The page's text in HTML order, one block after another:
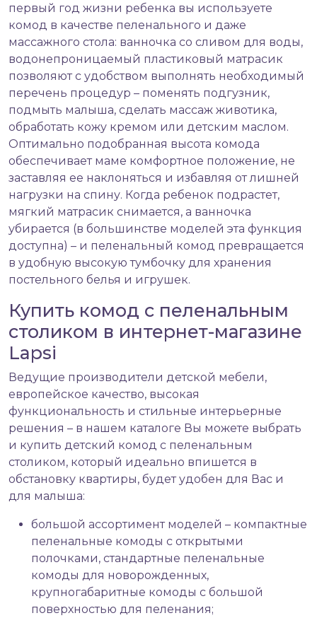
первый год жизни ребенка вы используете
комод в качестве пеленального и даже
массажного стола: ванночка со сливом для воды,
водонепроницаемый пластиковый матрасик
позволяют с удобством выполнять необходимый
перечень процедур – поменять подгузник,
подмыть малыша, сделать массаж животика,
обработать кожу кремом или детским маслом.
Оптимально подобранная высота комода
обеспечивает маме комфортное положение, не
заставляя ее наклоняться и избавляя от лишней
нагрузки на спину. Когда ребенок подрастет,
мягкий матрасик снимается, а ванночка
убирается (в большинстве моделей эта функция
доступна) – и пеленальный комод превращается
в удобную высокую тумбочку для хранения
постельного белья и игрушек.
Купить комод с пеленальным
столиком в интернет-магазине
Lapsi
Ведущие производители детской мебели,
европейское качество, высокая
функциональность и стильные интерьерные
решения – в нашем каталоге Вы можете выбрать
и купить детский комод с пеленальным
столиком, который идеально впишется в
обстановку квартиры, будет удобен для Вас и
для малыша:
большой ассортимент моделей – компактные
пеленальные комоды с открытыми
полочками, стандартные пеленальные
комоды для новорожденных,
крупногабаритные комоды с большой
поверхностью для пеленания;